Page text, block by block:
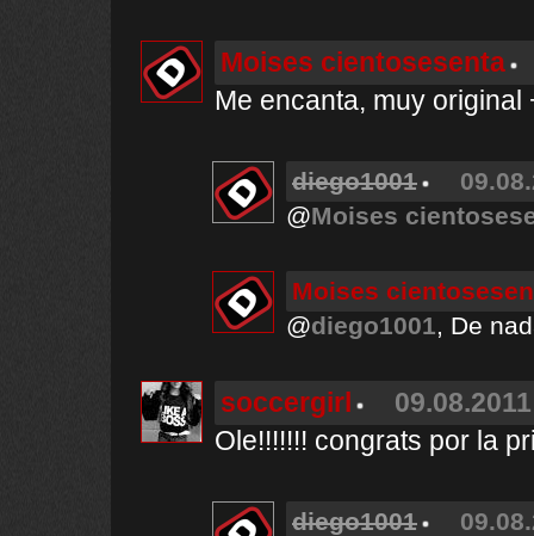
Moises cientosesenta
Me encanta, muy original
diego1001
@Moises
Moises
@diego1001, De
soccergirl
Ole!!!!!!! congrats por la
diego1001